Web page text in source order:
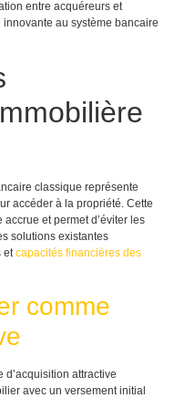
entre acquéreurs et
au système bancaire
classique représente
accéder à la propriété. Cette
et permet d’éviter les
solutions existantes
etcapacités financières des
comme
attractive
avec un versement initial